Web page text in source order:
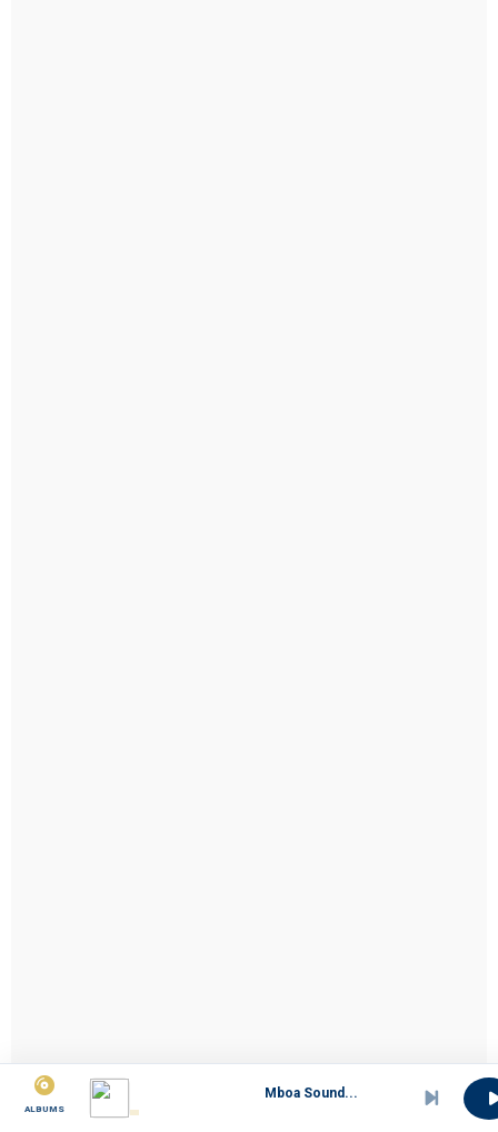
ALBUMS